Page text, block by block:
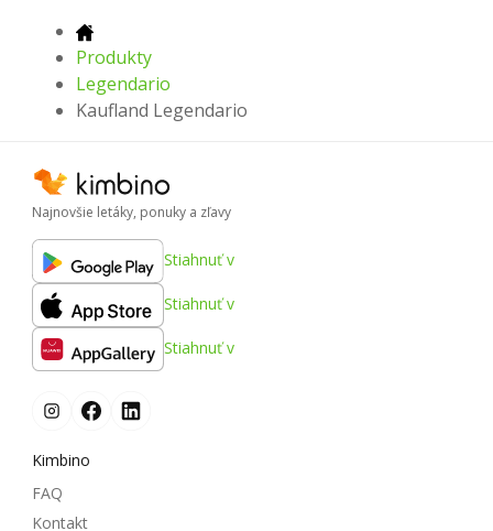
Produkty
Legendario
Kaufland Legendario
Najnovšie letáky, ponuky a zľavy
Stiahnuť v
Stiahnuť v
Stiahnuť v
Kimbino
FAQ
Kontakt